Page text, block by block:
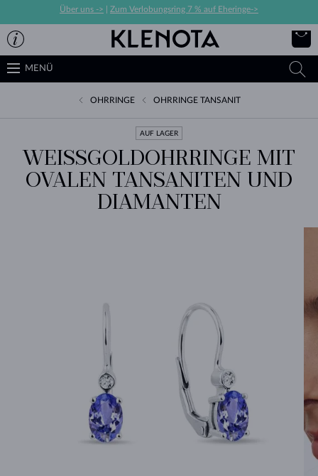
Über uns -> Zum Verlobungsring 7 % auf Eheringe->
MENÜ
OHRRINGE OHRRINGE TANSANIT
AUF LAGER
WEISSGOLDOHRRINGE MIT O
VALEN TANSANITEN UND D
IAMANTEN